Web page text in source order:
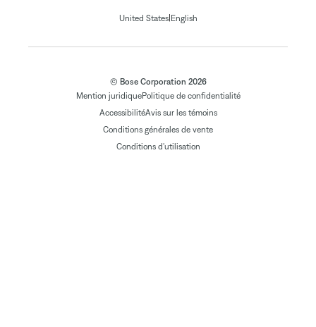
United States| English
© Bose Corporation 2026
Mention juridiquePolitique de confidentialité
AccessibilitéAvis sur les témoins
Conditions générales de vente
Conditions d'utilisation